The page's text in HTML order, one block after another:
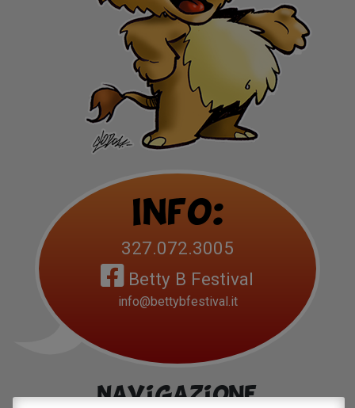
Info:
327.072.3005
Betty B Festival
info@bettybfestival.it
Navigazione